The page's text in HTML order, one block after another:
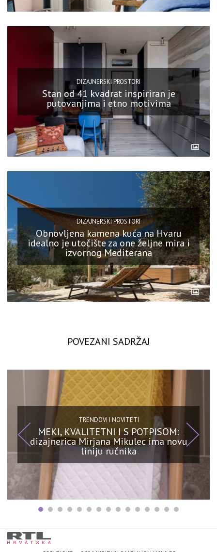
DIZAJNERSKI PROSTORI
Stan od 41 kvadrat inspiriran je
putovanjima i etno motivima
DIZAJNERSKI PROSTORI
Obnovljena kamena kuća na Hvaru
idealno je utočište za one željne mira i
izvornog Mediterana
POVEZANI SADRŽAJ
TRENDOVI I NOVITETI
MEKI, KVALITETNI I S POTPISOM:
dizajnerica Mirjana Mikulec ima novu
liniju ručnika